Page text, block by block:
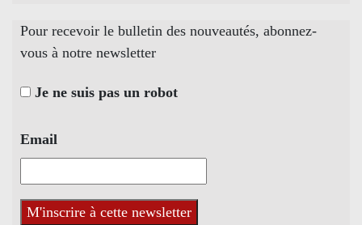
Pour recevoir le bulletin des nouveautés, abonnez-
vous à notre newsletter
Je ne suis pas un robot
Email